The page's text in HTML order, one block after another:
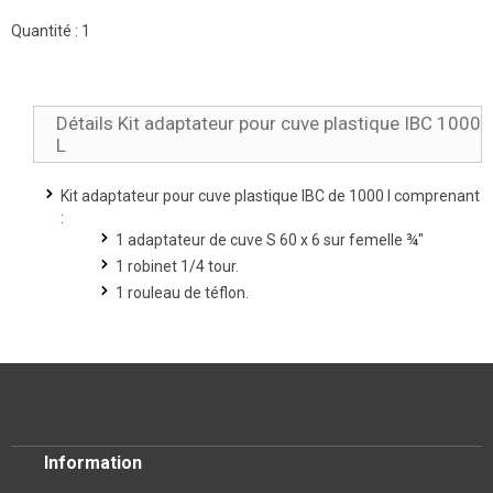
Quantité : 1
Détails Kit adaptateur pour cuve plastique IBC 1000
L
Kit adaptateur pour cuve plastique IBC de 1000 l comprenant
:
1 adaptateur de cuve S 60 x 6 sur femelle ¾"
1 robinet 1/4 tour.
1 rouleau de téflon.
Information